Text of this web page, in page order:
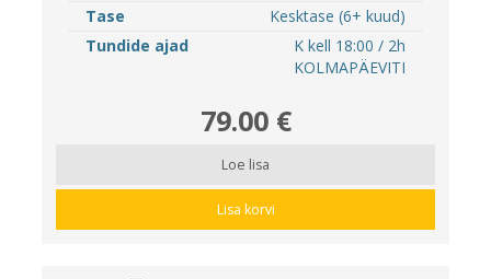
Tase
Kesktase (6+ kuud)
Tundide ajad
K kell 18:00 / 2h
KOLMAPÄEVITI
79.00 €
Loe lisa
Lisa korvi